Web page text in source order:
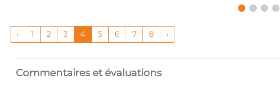
‹ 1 2 3 4 5 6 7 8 ›
Commentaires et évaluations